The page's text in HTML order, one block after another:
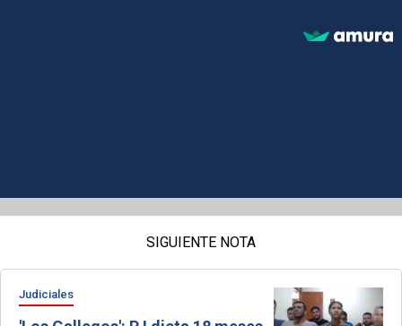
SIGUIENTE NOTA
Judiciales